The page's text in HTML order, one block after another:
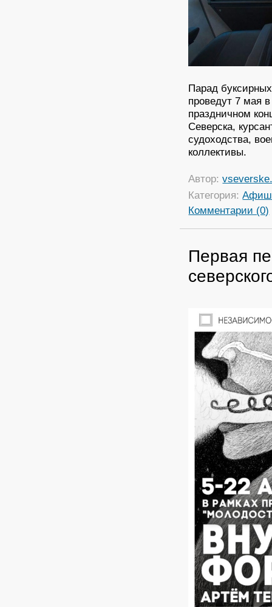
Парад
проведут 7 мая
праздничном
Северска,
судоходства,
коллективы.
Автор:
Категория:
Комментарии (0)
Первая